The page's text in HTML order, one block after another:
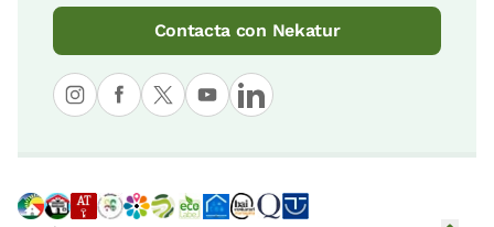
Contacta con Nekatur